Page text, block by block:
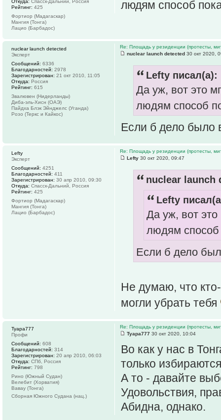
людям способ
Откуда: Спасск-Дальний, Россия
Рейтинг: 425
Фортиор (Мадагаскар)
Мангия (Тонга)
Лацио (Барбадос)
Re: Площадь у резиденции (протесты,
nuclear launch detected 30 окт 2020,
Lefty писал(а):
Да уж, вот это
людям способ
Если б дело было
nuclear launch detected
Эксперт
Сообщений: 6336
Благодарностей: 2978
Зарегистрирован: 21 окт 2010, 11:05
Откуда: Россия
Рейтинг: 615
Звалювен (Нидерланды)
Диба-эль-Хисн (ОАЭ)
Пайдха Блэк Эйнджелс (Уганда)
Розо (Теркс и Кайкос)
Re: Площадь у резиденции (протесты,
Lefty 30 окт 2020, 09:47
nuclear launch
Lefty
Да уж, вот это
людям
Если б дело
Не думаю, что
могли убрать тебя
Lefty
Эксперт
Сообщений: 4251
Благодарностей: 411
Зарегистрирован: 30 апр 2010, 09:30
Откуда: Спасск-Дальний, Россия
Рейтинг: 425
Фортиор (Мадагаскар)
Мангия (Тонга)
Лацио (Барбадос)
Re: Площадь у резиденции (протесты,
Tyapa777 30 окт 2020, 10:04
Во как у нас в
только
А то - давайте
Удовольствия,
Абидна, однако.
Tyapa777
Профи
Сообщений: 608
Благодарностей: 314
Зарегистрирован: 20 апр 2010, 06:03
Откуда: СПб, Россия
Рейтинг: 798
Рино (Южный Судан)
Велебит (Хорватия)
Вавау (Тонга)
Сборная Южного Судана (нац.)